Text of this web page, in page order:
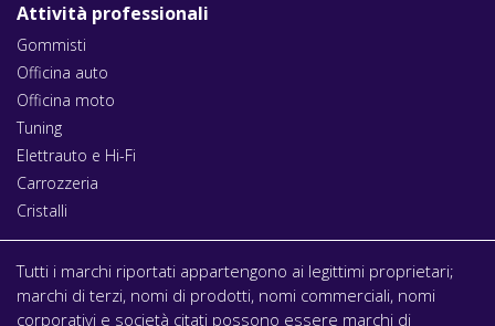
Attività professionali
Gommisti
Officina auto
Officina moto
Tuning
Elettrauto e Hi-Fi
Carrozzeria
Cristalli
Tutti i marchi riportati appartengono ai legittimi proprietari;
marchi di terzi, nomi di prodotti, nomi commerciali, nomi
corporativi e società citati possono essere marchi di